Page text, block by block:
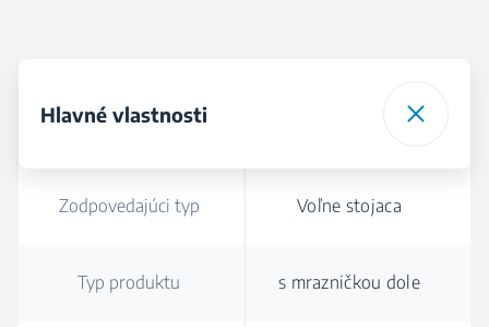
Hlavné vlastnosti
Zodpovedajúci typ Voľne stojaca
Typ produktu s mrazničkou dole